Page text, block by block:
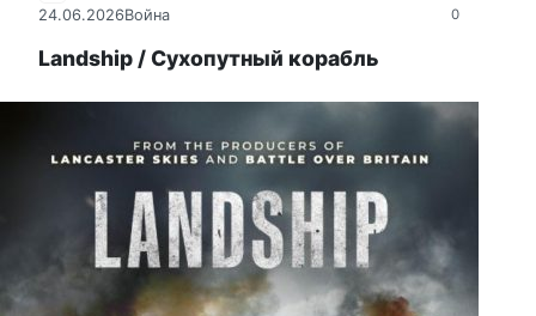
0
24.06.2026Война
Landship / Сухопутный корабль